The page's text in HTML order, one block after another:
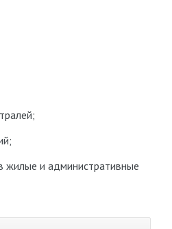
жилые и административные